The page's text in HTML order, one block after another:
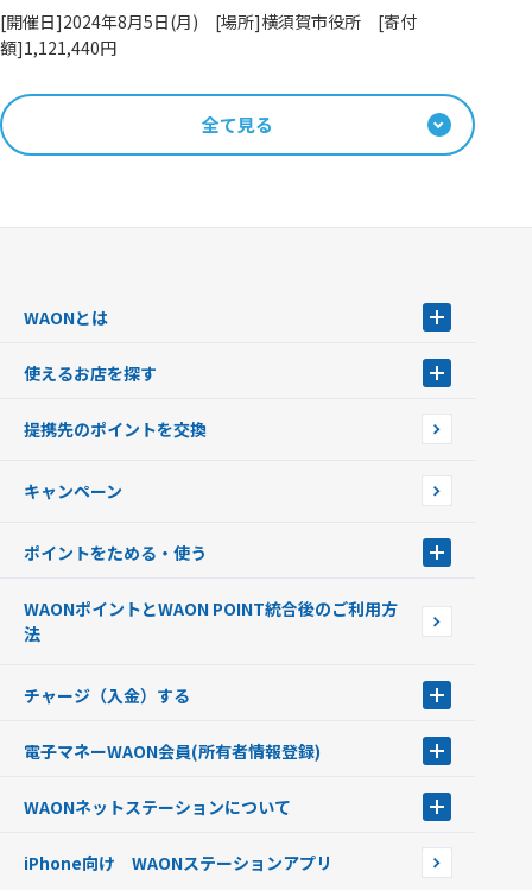
[開催日]2024年8月5日(月) [場所]横須賀市役所 [寄付
額]1,121,440円
全て見る
WAONとは
WAONを申込む
インターネット上でのお買い物について（ネット決済）
使えるお店を探す
店舗検索
イオン銀行ATM設置場所
提携先のポイントを交換
キャンペーン
ポイントをためる・使う
ポイントの有効期限について
WAONポイントとWAON POINT統合後のご利用方
法
チャージ（入金）する
現金でチャージする
銀行口座・ATMからチャージする
オートチャージ
ポイントからチャージする
電子マネーWAON会員(所有者情報登録)
WAON POINTサービス会員登録に伴う個人データの共同利用のお知
WAONネットステーションについて
WAONネットステーションWAON端末について
iPhone向け WAONステーションアプリ